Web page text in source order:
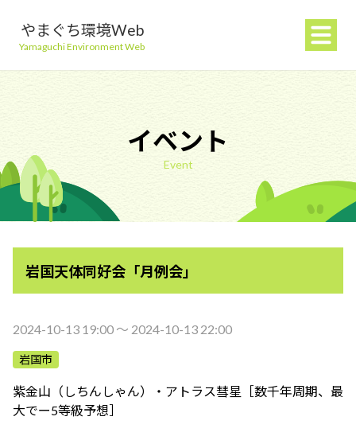
やまぐち環境Web
Yamaguchi Environment Web
地球温暖化を防ぐ
ごみを減らす
自然環境を守る
ふれあう・学ぶ
イベント
Event
岩国天体同好会「月例会」
2024-10-13 19:00 〜 2024-10-13 22:00
岩国市
紫金山（しちんしゃん）・アトラス彗星［数千年周期、最
大でー5等級予想］